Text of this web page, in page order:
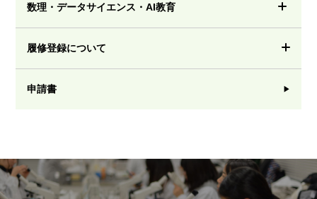
数理・データサイエンス・AI教育
履修登録について
申請書